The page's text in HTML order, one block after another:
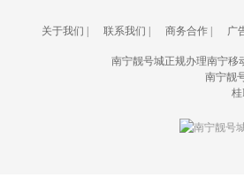
关于我们 联系我们 商务合作| 广
南宁靓号城正规办理南宁移
南宁靓
桂